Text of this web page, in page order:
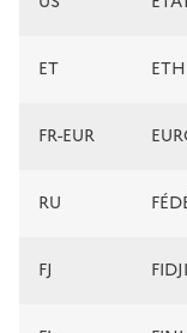
ET
FR-EUR
RU
FJ FIDJI